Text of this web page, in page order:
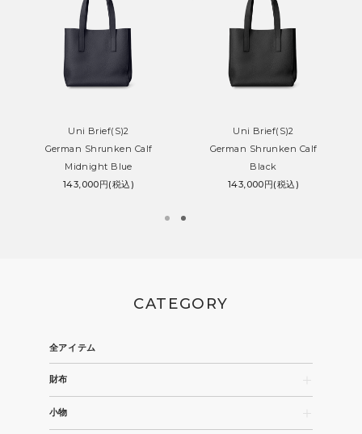
Uni Brief(S)2
German Shrunken Calf
Midnight Blue
143,000円(税込)
Uni Brief(S)2
German Shrunken Calf
Black
143,000円(税込)
CATEGORY
全アイテム
財布
小物